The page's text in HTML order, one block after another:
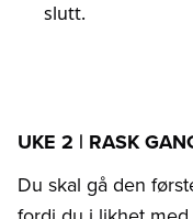
slutt.
UKE 2 | RASK
Du skal gå den